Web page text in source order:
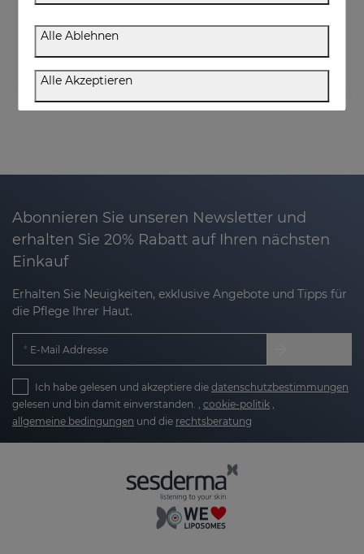
VITISES KT
Skin pigmentation accelerator
75.95 €
VITISES Ecad Gel 100 Ml
57.95 €
Abonnieren Sie unseren Newsletter und
erhalten Sie 20% Rabatt auf Ihren nächsten
Einkauf
Erhalten Sie Neuigkeiten, exklusive Angebote und Tipps für
die Pflege Ihrer Haut.
E-Mail Addresse
Ich habe gelesen und akzeptiere die datenschutzbestimmungen
gelesen und bin damit einverstanden. , cookie-politik
allgemeine bedingungen und die rechtsberatung
Alle Ablehnen
Alle Akzeptieren